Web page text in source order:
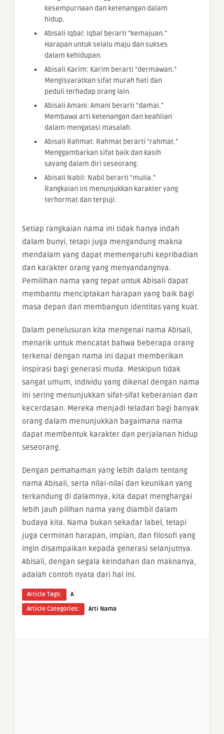
kesempurnaan dan ketenangan dalam
hidup.
Abisali Iqbal: Iqbal berarti “kemajuan.”
Harapan untuk selalu maju dan sukses
dalam kehidupan.
Abisali Karim: Karim berarti “dermawan.”
Mengisyaratkan sifat murah hati dan
peduli terhadap orang lain.
Abisali Amani: Amani berarti “damai.”
Membawa arti ketenangan dan keahlian
dalam mengatasi masalah.
Abisali Rahmat: Rahmat berarti “rahmat.”
Menggambarkan sifat baik dan kasih
sayang dalam diri seseorang.
Abisali Nabil: Nabil berarti “mulia.”
Rangkaian ini menunjukkan karakter yang
terhormat dan terpuji.
Setiap rangkaian nama ini tidak hanya indah
dalam bunyi, tetapi juga mengandung makna
mendalam yang dapat memengaruhi kepribadian
dan karakter orang yang menyandangnya.
Pemilihan nama yang tepat untuk Abisali dapat
membantu menciptakan harapan yang baik bagi
masa depan dan membangun identitas yang kuat.
Dalam penelusuran kita mengenai nama Abisali,
menarik untuk mencatat bahwa beberapa orang
terkenal dengan nama ini dapat memberikan
inspirasi bagi generasi muda. Meskipun tidak
sangat umum, individu yang dikenal dengan nama
ini sering menunjukkan sifat-sifat keberanian dan
kecerdasan. Mereka menjadi teladan bagi banyak
orang dalam menunjukkan bagaimana nama
dapat membentuk karakter dan perjalanan hidup
seseorang.
Dengan pemahaman yang lebih dalam tentang
nama Abisali, serta nilai-nilai dan keunikan yang
terkandung di dalamnya, kita dapat menghargai
lebih jauh pilihan nama yang diambil dalam
budaya kita. Nama bukan sekadar label, tetapi
juga cerminan harapan, impian, dan filosofi yang
ingin disampaikan kepada generasi selanjutnya.
Abisali, dengan segala keindahan dan maknanya,
adalah contoh nyata dari hal ini.
Article Tags:
A
Article Categories:
Arti Nama